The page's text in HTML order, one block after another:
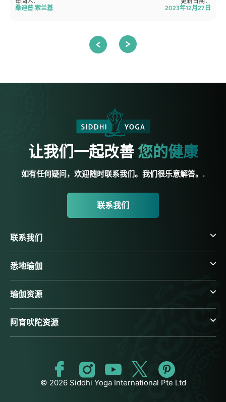
桑迪普·索兰基
2023年12月27日
让我们一起改善 您的健康
如有任何疑问，欢迎随时联系我们。我们很乐意解答。.
联系我们
联系我们
悉地瑜伽
瑜伽资源
阿育吠陀资源
© 2026 Siddhi Yoga International Pte Ltd